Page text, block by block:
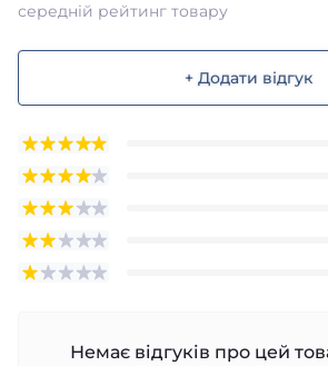
середній рейтинг товару
+ Додати відгук
Немає відгуків про цей